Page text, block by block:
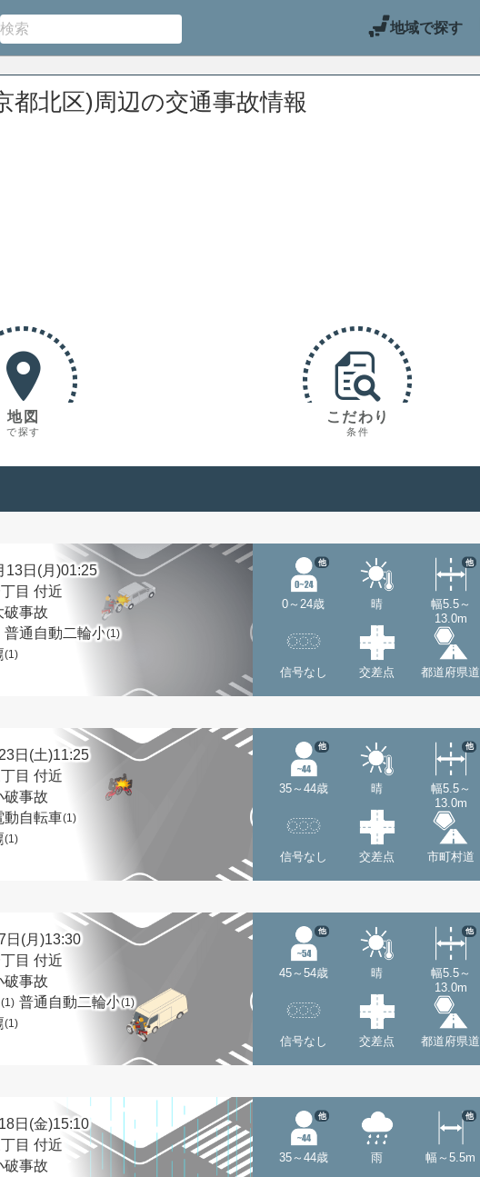
地域で探す
都北区)周辺の交通事故情報
地図
で探す
こだわり
条件
13日(月)01:25
目 付近
破事故
普通自動二輪小(1)
(1)
0～24歳
他
晴
幅5.5～
13.0m
他
信号なし 交差点 都道府県道
日(土)11:25
目 付近
破事故
動自転車(1)
(1)
35～44歳
他
晴
幅5.5～
13.0m
他
信号なし 交差点 市町村道
日(月)13:30
目 付近
破事故
(1) 普通自動二輪小(1)
(1)
45～54歳
他
晴
幅5.5～
13.0m
他
信号なし 交差点 都道府県道
日(金)15:10
目 付近
破事故
35～44歳
他
雨 幅～5.5m
他